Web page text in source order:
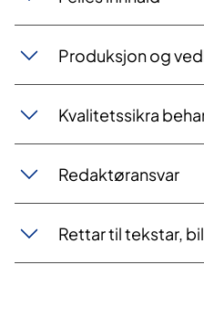
l
u
o
r
n
Produksjon og
Kvalitetssikra
Redaktøransvar
Rettar til tekstar,